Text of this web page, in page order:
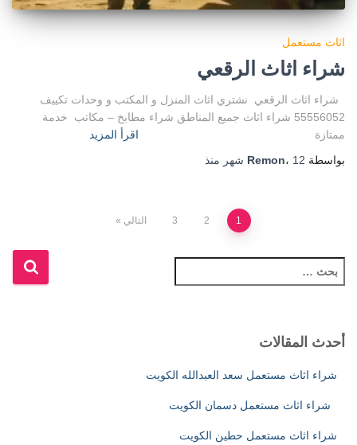
اثاث مستعمل
شراء اثاث الرقعي
شراء اثاث الرقعي نشتري اثاث المنزل و المكتب و وحدات تكييف
55556052 شراء اثاث جميع المناطق شراء مطابخ – مكاتب خدمة
ممتازة
اقرأ المزيد
بواسطة
Remon، 12 شهر منذ
صفحات
1
2
3 التالي
ل
ثأحدث المقالات
شراء اثاث مستعمل سعد العبدالله الكويت
شراء اثاث مستعمل دسمان الكويت
شراء اثاث مستعمل حطين الكويت